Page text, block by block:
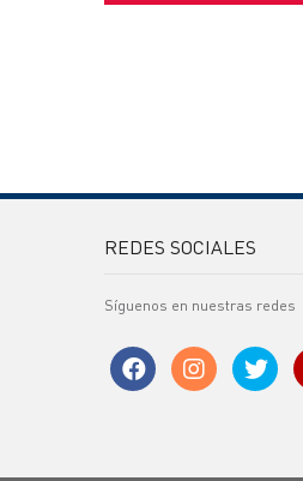
REDES SOCIALES
Síguenos en nuestras redes